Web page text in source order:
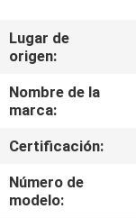
NOSOTROS
RECORRIDO
POR
LA
FÁBRICA
Lugar de
origen:
Nombre de la
marca:
Certificación:
Número de
modelo: